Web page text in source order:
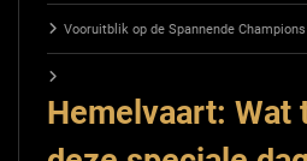
Vooruitblik op de Spannende
Hemelvaart: Wat